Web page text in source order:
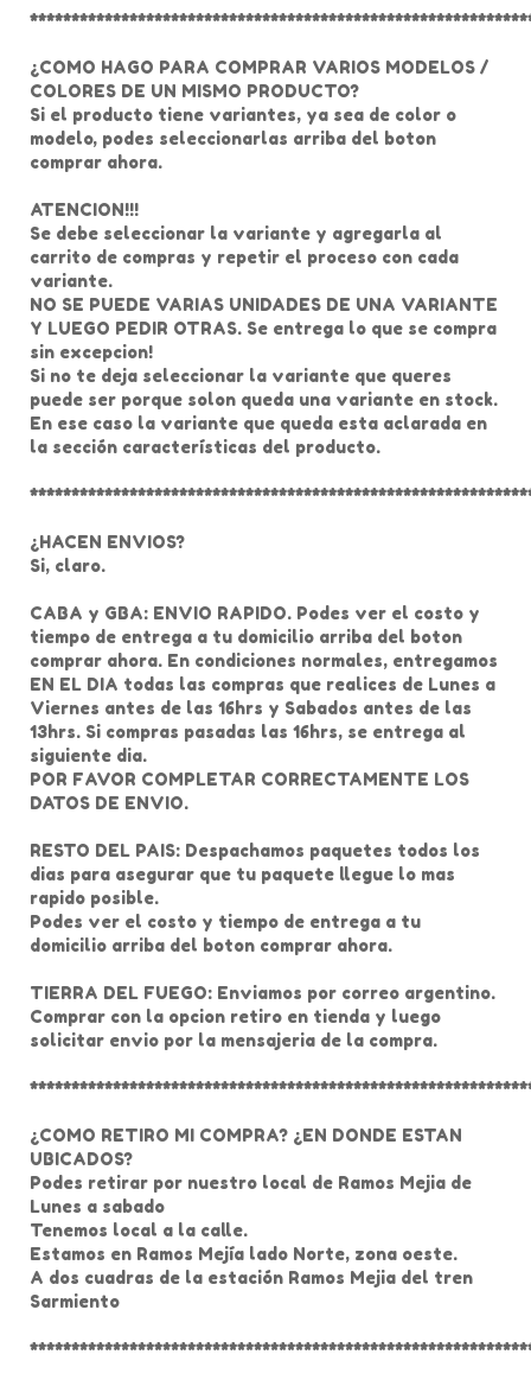
¿COMO HAGO PARA COMPRAR VARIOS MODELOS /
COLORES DE UN MISMO PRODUCTO?
Si el producto tiene variantes, ya sea de color o
modelo, podes seleccionarlas arriba del boton
comprar ahora.
ATENCION!!!
Se debe seleccionar la variante y agregarla al
carrito de compras y repetir el proceso con cada
variante.
NO SE PUEDE VARIAS UNIDADES DE UNA VARIANTE
Y LUEGO PEDIR OTRAS. Se entrega lo que se compra
sin excepcion!
Si no te deja seleccionar la variante que queres
puede ser porque solon queda una variante en stock.
En ese caso la variante que queda esta aclarada en
la sección características del producto.
¿HACEN ENVIOS?
Si, claro.
CABA y GBA: ENVIO RAPIDO. Podes ver el costo y
tiempo de entrega a tu domicilio arriba del boton
comprar ahora. En condiciones normales, entregamos
EN EL DIA todas las compras que realices de Lunes a
Viernes antes de las 16hrs y Sabados antes de las
13hrs. Si compras pasadas las 16hrs, se entrega al
siguiente dia.
POR FAVOR COMPLETAR CORRECTAMENTE LOS
DATOS DE ENVIO.
RESTO DEL PAIS: Despachamos paquetes todos los
dias para asegurar que tu paquete llegue lo mas
rapido posible.
Podes ver el costo y tiempo de entrega a tu
domicilio arriba del boton comprar ahora.
TIERRA DEL FUEGO: Enviamos por correo argentino.
Comprar con la opcion retiro en tienda y luego
solicitar envio por la mensajeria de la compra.
¿COMO RETIRO MI COMPRA? ¿EN DONDE ESTAN
UBICADOS?
Podes retirar por nuestro local de Ramos Mejia de
Lunes a sabado
Tenemos local a la calle.
Estamos en Ramos Mejía lado Norte, zona oeste.
A dos cuadras de la estación Ramos Mejia del tren
Sarmiento